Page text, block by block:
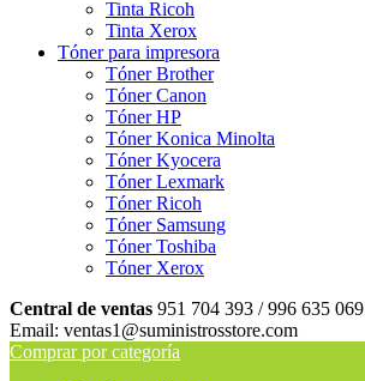
Tinta Ricoh
Tinta Xerox
Tóner para impresora
Tóner Brother
Tóner Canon
Tóner HP
Tóner Konica Minolta
Tóner Kyocera
Tóner Lexmark
Tóner Ricoh
Tóner Samsung
Tóner Toshiba
Tóner Xerox
Central de ventas 951 704 393 / 996 635 069
Email: ventas1@suministrosstore.com
Comprar por categoría